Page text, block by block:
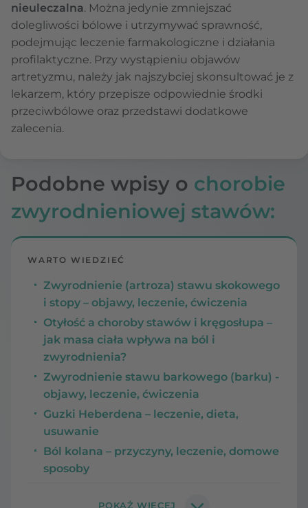
nieuleczalna. Można jedynie zmniejszać
dolegliwości bólowe i utrzymywać sprawność,
podejmując leczenie farmakologiczne i działania
profilaktyczne. Przy wystąpieniu objawów
artretyzmu, należy jak najszybciej skonsultować je z
lekarzem, który przepisze odpowiednie środki
przeciwbólowe oraz przedstawi dodatkowe
zalecenia.
Podobne wpisy o chorobie
zwyrodnieniowej stawów:
WARTO WIEDZIEĆ
Zwyrodnienie (artroza) stawu skokowego
i stopy – objawy, leczenie, ćwiczenia
Otyłość a choroby stawów i kręgosłupa –
jak masa ciała wpływa na ból i
zwyrodnienia?
Zwyrodnienie stawu barkowego (barku) -
objawy, leczenie, ćwiczenia
Guzki Heberdena – leczenie, dieta,
usuwanie
Ból kolana – przyczyny, leczenie, domowe
sposoby